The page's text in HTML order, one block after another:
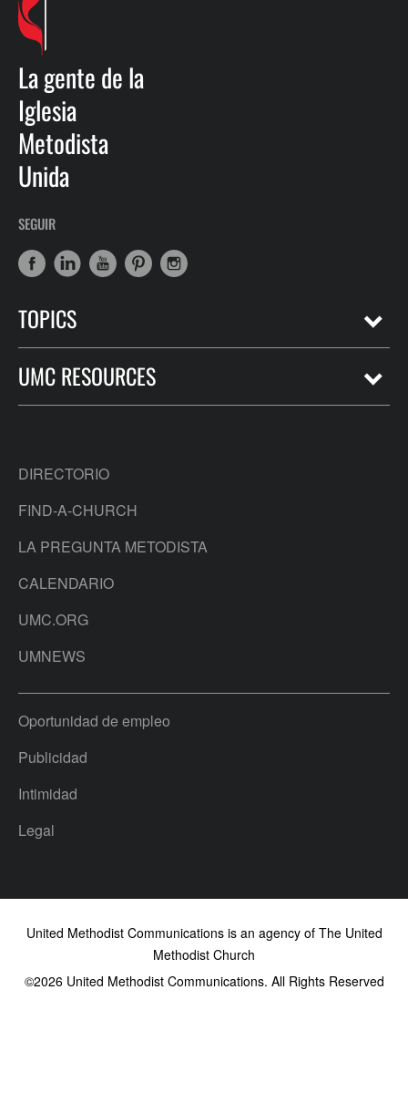
La gente de la
Iglesia
Metodista
Unida
SEGUIR
TOPICS
UMC RESOURCES
DIRECTORIO
FIND-A-CHURCH
LA PREGUNTA METODISTA
CALENDARIO
UMC.ORG
UMNEWS
Oportunidad de empleo
Publicidad
Intimidad
Legal
United Methodist Communications is an agency of The United
Methodist Church
©2026United Methodist Communications. All Rights Reserved